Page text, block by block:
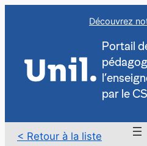
Découvrez
Portail
par le
< Retour à la liste